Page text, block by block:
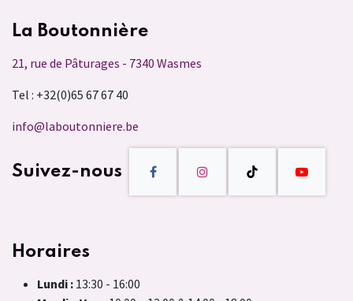
La Boutonnière
21, rue de Pâturages - 7340 Wasmes
Tel : +32(0)65 67 67 40
info@laboutonniere.be
Suivez-nous
Horaires
Lundi : 13:30 - 16:00